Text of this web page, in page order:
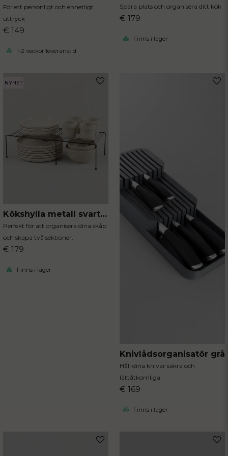
Skicka fråga
För ett personligt och enhetligt
uttryck
€ 149
1-2 veckor leveranstid
Spara plats och organisera ditt kök
€ 179
Finns i lager
Kökshylla metall svart justerbar
Perfekt för att organisera dina skåp
och skapa två sektioner.
€ 179
Finns i lager
NYHET
Knivlådsorganisatör grå
Håll dina knivar säkra och
lättåtkomliga.
€ 169
Finns i lager